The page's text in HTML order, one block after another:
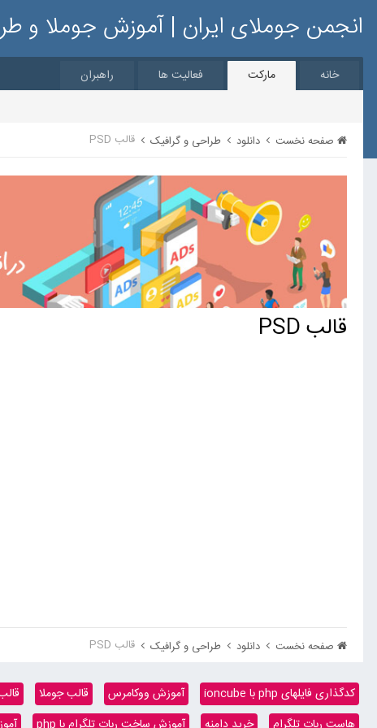
انجمن جوملای ایران | آموزش جوملا و
خانه مارکت فعالیت ها راهبران
صفحه نخست دانلود طراحی و گرافیک قالب PSD
قالب PSD
صفحه نخست دانلود طراحی و گرافیک قالب PSD
کدگذاری فایلهای php با ioncube آموزش ووکامرس قالب جوملا